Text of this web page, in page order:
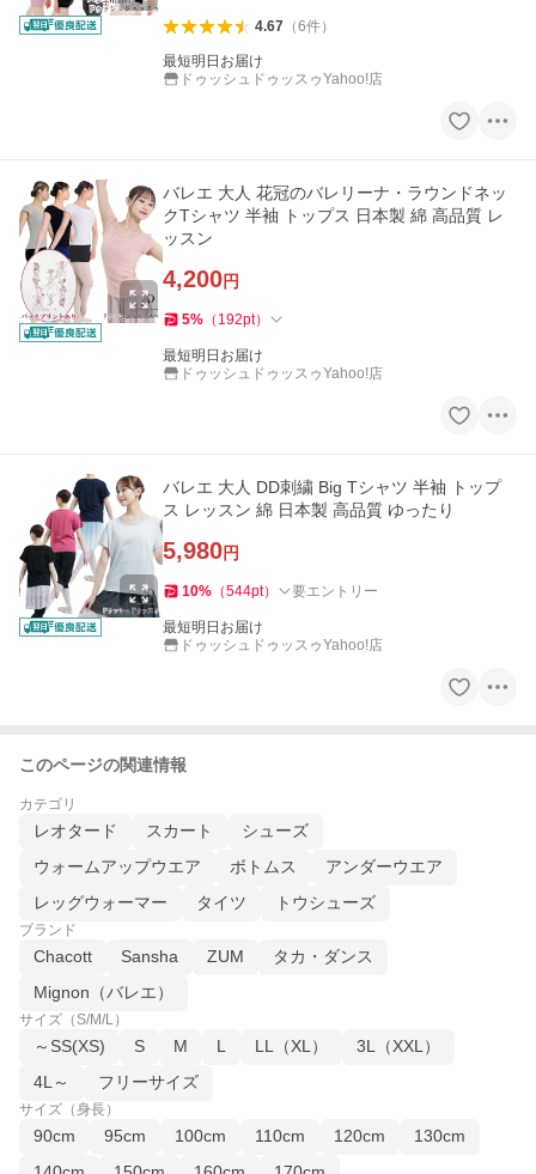
4.67（6件）
最短明日お届け
ドゥッシュドゥッスゥYahoo!店
バレエ 大人 花冠のバレリーナ・ラウンドネッ
クTシャツ 半袖 トップス 日本製 綿 高品質 レ
ッスン
4,200円
5% （ 192pt）
最短明日お届け
ドゥッシュドゥッスゥYahoo!店
バレエ 大人 DD刺繍 Big Tシャツ 半袖 トップ
ス レッスン 綿 日本製 高品質 ゆったり
5,980円
10% （544pt） 要エントリー
最短明日お届け
ドゥッシュドゥッスゥYahoo!店
このページの関連情報
カテゴリ
レオタード スカート
シューズ
ウォームアップウエア
ボトムス
アンダーウエア
レッグウォーマー
タイツ トウシューズ
ブランド
Chacott Sansha ZUM
タカ・ダンス
Mignon（バレエ）
サイズ（S/M/L）
～SS(XS) S M L LL（XL）
3L（XXL）
4L～
フリーサイズ
サイズ（身長）
90cm 95cm 100cm 110cm 120cm
130cm